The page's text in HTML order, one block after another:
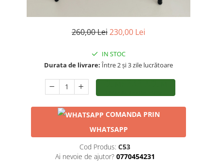
260,00 Lei230,00 Lei
IN STOC
Durata de livrare: Între 2 și 3 zile lucrătoare
COMANDA PRIN
WHATSAPP
Cod Produs: C53
Ai nevoie de ajutor? 0770454231